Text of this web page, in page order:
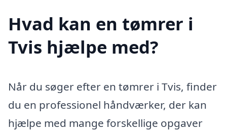
Hvad kan en tømrer i
Tvis hjælpe med?
Når du søger efter en tømrer i Tvis, finder
du en professionel håndværker, der kan
hjælpe med mange forskellige opgaver